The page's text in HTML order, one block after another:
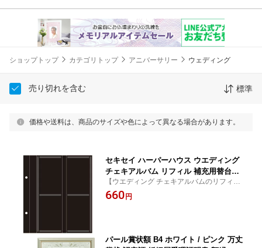
ショップトップ カテゴリトップ アニバーサリー ウェディング
売り切れを含む 標準
価格や送料は、商品のサイズや色によって異なる場合があります。
セキセイ ハーパーハウス ウエディング
チェキアルバム リフィル 補充用替台紙
XP-112CH
【ウエディング チェキアルバムのリフィル
(補充用替台紙)。】
660 円
パール賞状額 B4 ホワイト / ピンク 万丈